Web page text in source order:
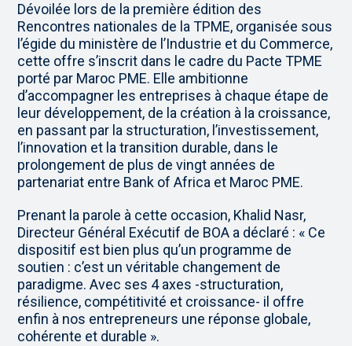
Dévoilée lors de la première édition des
Rencontres nationales de la TPME, organisée sous
l’égide du ministère de l’Industrie et du Commerce,
cette offre s’inscrit dans le cadre du Pacte TPME
porté par Maroc PME. Elle ambitionne
d’accompagner les entreprises à chaque étape de
leur développement, de la création à la croissance,
en passant par la structuration, l’investissement,
l’innovation et la transition durable, dans le
prolongement de plus de vingt années de
partenariat entre Bank of Africa et Maroc PME.
Prenant la parole à cette occasion, Khalid Nasr,
Directeur Général Exécutif de BOA a déclaré : « Ce
dispositif est bien plus qu’un programme de
soutien : c’est un véritable changement de
paradigme. Avec ses 4 axes -structuration,
résilience, compétitivité et croissance- il offre
enfin à nos entrepreneurs une réponse globale,
cohérente et durable ».